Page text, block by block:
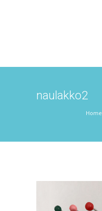
naulakko2
Home